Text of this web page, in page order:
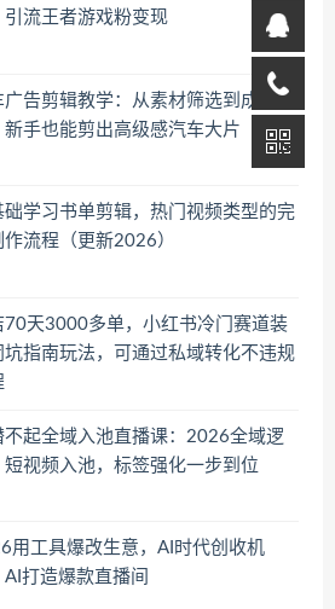
引流王者游戏粉变现
广告剪辑教学：从素材筛选到成片输
新手也能剪出高级感汽车大片
础学习书单剪辑，热门视频类型的完
作流程（更新2026）
70天3000多单，小红书冷门赛道装
坑指南玩法，可通过私域转化不违规
不起全域入池直播课：2026全域逻
短视频入池，标签强化一步到位
用工具爆改生意，AI时代创收机
AI打造爆款直播间